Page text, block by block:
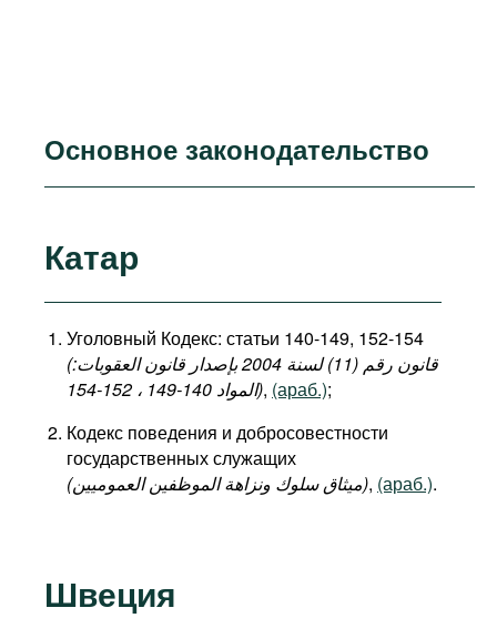
Основное законодательство
Катар
Уголовный Кодекс: статьи 140-149, 152-154
(قانون رقم (11) لسنة 2004 بإصدار قانون العقوبات:
المواد 140-149 ، 152-154), (араб.);
Кодекс поведения и добросовестности
государственных служащих
(میثاق سلوك ونزاهة الموظفين العموميين), (араб.).
Швеция